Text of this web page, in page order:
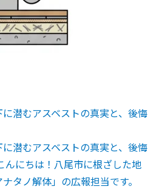
に潜むアスベストの真実と、後悔
に潜むアスベストの真実と、後悔
んにちは！八尾市に根ざした地
タノ解体」の広報担当です。